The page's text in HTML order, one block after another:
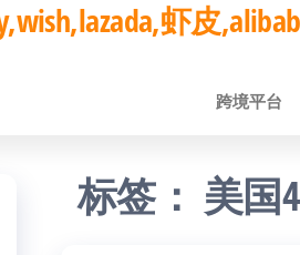
虾皮
跨境平台
标签： 美国